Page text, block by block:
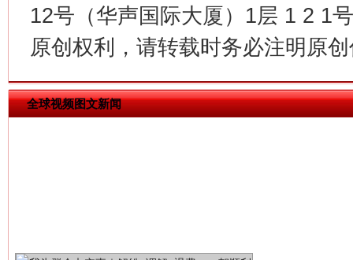
12号（华声国际大厦）1层 1 2 1
原创权利，请转载时务必注明原
全球视频图文新闻